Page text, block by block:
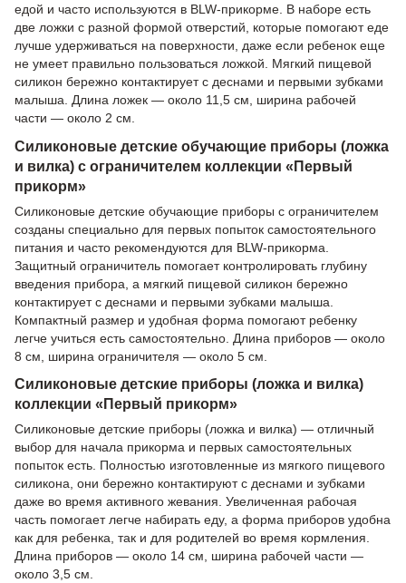
едой и часто используются в BLW-прикорме. В наборе есть
две ложки с разной формой отверстий, которые помогают еде
лучше удерживаться на поверхности, даже если ребенок еще
не умеет правильно пользоваться ложкой. Мягкий пищевой
силикон бережно контактирует с деснами и первыми зубками
малыша. Длина ложек — около 11,5 см, ширина рабочей
части — около 2 см.
Силиконовые детские обучающие приборы (ложка
и вилка) с ограничителем коллекции «Первый
прикорм»
Силиконовые детские обучающие приборы с ограничителем
созданы специально для первых попыток самостоятельного
питания и часто рекомендуются для BLW-прикорма.
Защитный ограничитель помогает контролировать глубину
введения прибора, а мягкий пищевой силикон бережно
контактирует с деснами и первыми зубками малыша.
Компактный размер и удобная форма помогают ребенку
легче учиться есть самостоятельно. Длина приборов — около
8 см, ширина ограничителя — около 5 см.
Силиконовые детские приборы (ложка и вилка)
коллекции «Первый прикорм»
Силиконовые детские приборы (ложка и вилка) — отличный
выбор для начала прикорма и первых самостоятельных
попыток есть. Полностью изготовленные из мягкого пищевого
силикона, они бережно контактируют с деснами и зубками
даже во время активного жевания. Увеличенная рабочая
часть помогает легче набирать еду, а форма приборов удобна
как для ребенка, так и для родителей во время кормления.
Длина приборов — около 14 см, ширина рабочей части —
около 3,5 см.